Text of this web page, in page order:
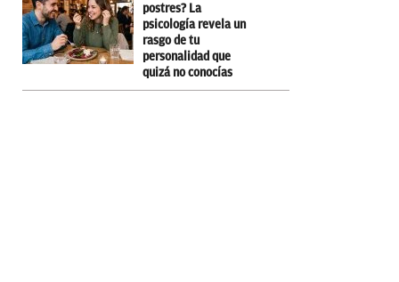
postres? La
psicología revela un
rasgo de tu
personalidad que
quizá no conocías